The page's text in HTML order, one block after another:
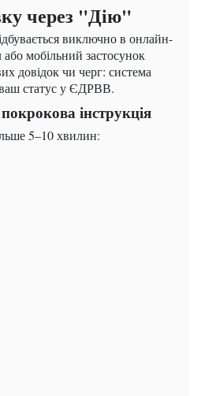
через "Дію"
виключно в онлайн-
мобільний застосунок
довідок чи черг: система
ваш статус у ЄДРВВ.
інструкція
5–10 хвилин: